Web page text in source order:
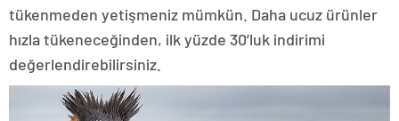
tükenmeden yetişmeniz mümkün. Daha ucuz ürünler
hızla tükeneceğinden, ilk yüzde 30’luk indirimi
değerlendirebilirsiniz.